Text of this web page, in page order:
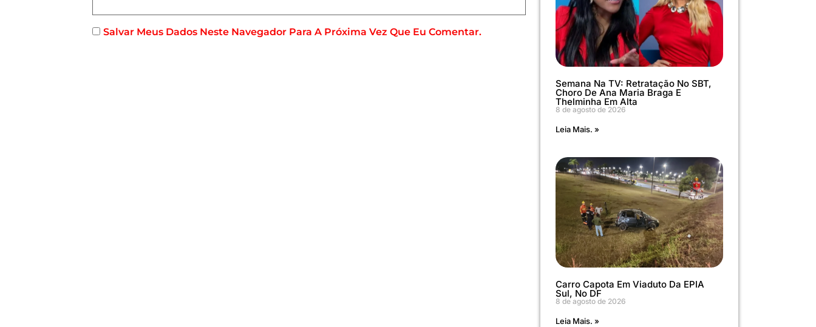
Salvar Meus Dados Neste Navegador Para A Próxima Vez Que Eu Comentar.
Semana Na TV: Retratação No SBT,
Choro De Ana Maria Braga E
Thelminha Em Alta
8 de agosto de 2026
Leia Mais. »
Carro Capota Em Viaduto Da EPIA
Sul, No DF
8 de agosto de 2026
Leia Mais. »